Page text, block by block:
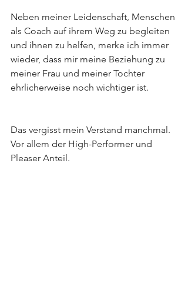
Neben meiner Leidenschaft, Menschen
als Coach auf ihrem Weg zu begleiten
und ihnen zu helfen, merke ich immer
wieder, dass mir meine Beziehung zu
meiner Frau und meiner Tochter
ehrlicherweise noch wichtiger ist.
Das vergisst mein Verstand manchmal.
Vor allem der High-Performer und
Pleaser Anteil.